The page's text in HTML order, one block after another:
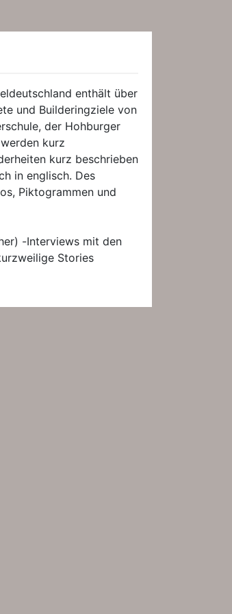
enthält über
und Builderingziele von
der Hohburger
kurz
kurz beschrieben
in englisch. Des
Piktogrammen und
-Interviews mit den
Stories